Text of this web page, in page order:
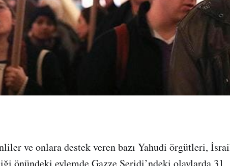
ve onlara destek veren bazı Yahudi örgütleri,
önündeki eylemde Gazze Şeridi’ndeki olaylarda 31